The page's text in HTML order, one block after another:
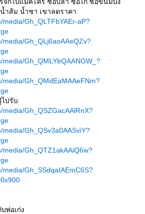
ำส้ม น้ำชา เขาลดราคา
Gh_QLTFbYAEr-aP?
media/Gh_QLj6aoAAeQZv?
Gh_QMLYbQAANOW_?
media/Gh_QMdEaMAAeFNm?
ปรับ
Gh_QSZGacAAlRnX?
Gh_QSv3a0AASviY?
media/Gh_QTZ1akAAiQ6w?
Gh_SSdqaIAEmC6S?
พ่อเก่ง